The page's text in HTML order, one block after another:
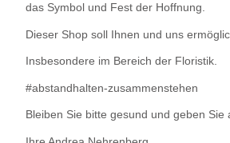
das Symbol und Fest der Hoffnung.
Dieser Shop soll Ihnen und uns
Insbesondere im Bereich der Floristik.
#abstandhalten-zusammenstehen
Bleiben Sie bitte gesund und geben Sie